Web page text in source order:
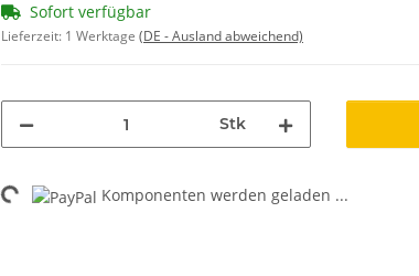
Sofort verfügbar
Lieferzeit: 1 Werktage (DE - Ausland abweichend)
Stk
Loading... Komponenten werden geladen ...